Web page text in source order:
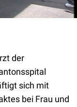
der
sich mit
bei Frau und